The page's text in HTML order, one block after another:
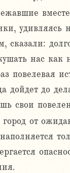
удивляясь
сказали:
нас как
повелевая
дойдет до
свои
от